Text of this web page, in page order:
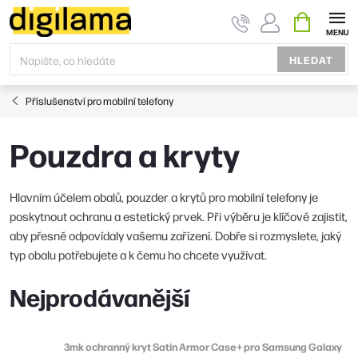
Přejít
na
obsah
HLEDAT
KOŠÍK
Příslušenství pro mobilní telefony
Pouzdra a kryty
Hlavním účelem obalů, pouzder a krytů pro mobilní telefony je
poskytnout ochranu a estetický prvek. Při výběru je klíčové zajistit,
aby přesně odpovídaly vašemu zařízení. Dobře si rozmyslete, jaký
typ obalu potřebujete a k čemu ho chcete využívat.
Nejprodávanější
3mk ochranný kryt Satin Armor Case+ pro Samsung Galaxy